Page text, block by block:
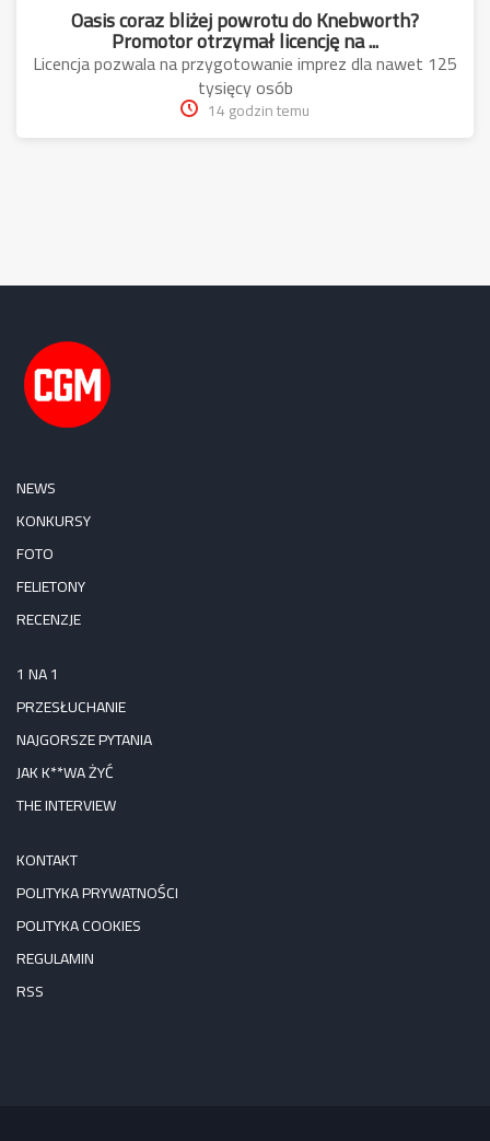
Oasis coraz bliżej powrotu do Knebworth?
Promotor otrzymał licencję na ...
Licencja pozwala na przygotowanie imprez dla nawet 125
tysięcy osób
14 godzin temu
NEWS
KONKURSY
FOTO
FELIETONY
RECENZJE
1 NA 1
PRZESŁUCHANIE
NAJGORSZE PYTANIA
JAK K**WA ŻYĆ
THE INTERVIEW
KONTAKT
POLITYKA PRYWATNOŚCI
POLITYKA COOKIES
REGULAMIN
RSS